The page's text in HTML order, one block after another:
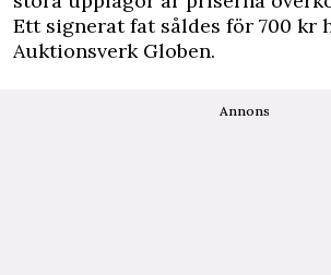
Ett signerat fat såldes för 700 kr
­Auktionsverk Globen.
Annons